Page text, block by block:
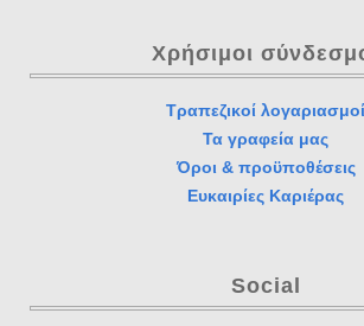
Χρήσιμοι
Τραπεζικοί λογαριασμοί
Τα γραφεία μας
Όροι & προϋποθέσεις
Ευκαιρίες Καριέρας
Social